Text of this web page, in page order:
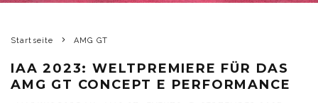
Startseite AMG GT
IAA 2023: WELTPREMIERE FÜR DAS
AMG GT CONCEPT E PERFORMANCE